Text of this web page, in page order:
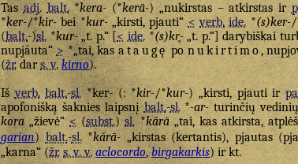
Tasadj. balt.*kera-(*kerā-) „nukirstas – atkirstas ir
*ker-/*kir-bei *kur-„kirsti, pjauti“< verb. ide.*(s)ker-/
(balt.-)sl.*kur-„t. p.“ [< ide.*(s)kr̥-„t. p.“] darybiškai
nupjáuta“>*„tai, kasataugęponukirtimo,
(žr.dars. v. kirno).
Išverb. balt.-sl.*ker- (: *kir-/*kur-) „kirsti, pjauti ir
apofonišką šaknies laipsnįbalt.-sl.*-ar-turinčių
kora„žievė“<(subst.)sl.*kărā„tai, kas atkirsta,
garian)balt.-sl.*kărā-„kirstas (kertantis), pjautas
„karna“ (žr. s. v. v. aclocordo,birgakarkis) ir kt.